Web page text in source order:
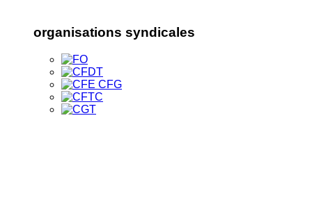
organisations syndicales